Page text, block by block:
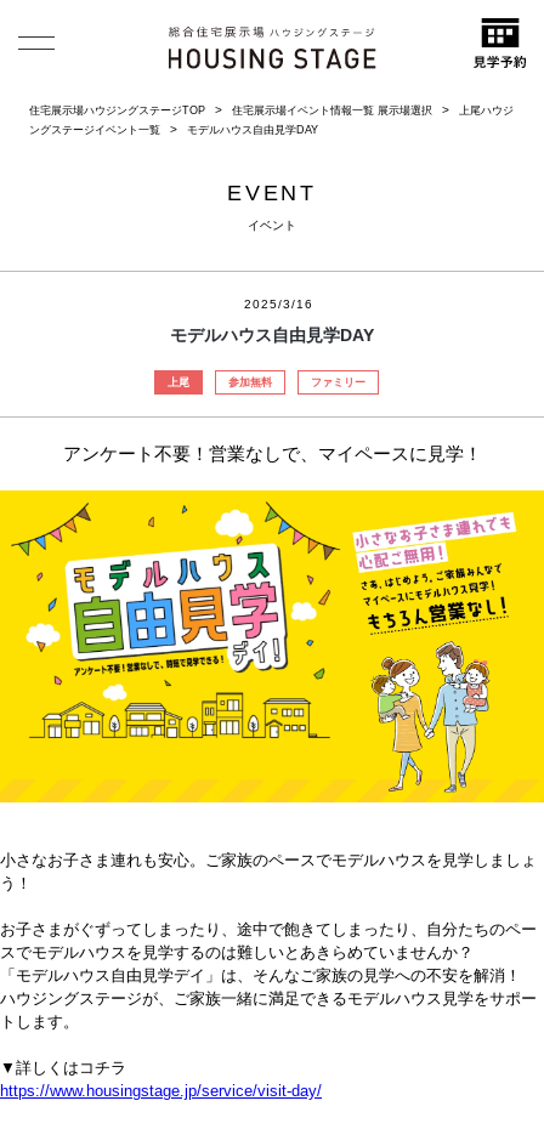
住宅展示場ハウジングステージTOP 住宅展示場イベント情報一覧 展示場選択
上尾ハウジ
ングステージイベント一覧
モデルハウス自由見学DAY
EVENT
イベント
2025/3/16
モデルハウス自由見学DAY
上尾 参加無料 ファミリー
アンケート不要！営業なしで、マイペースに見学！
小さなお子さま連れも安心。ご家族のペースでモデルハウスを見学しましょ
う！
お子さまがぐずってしまったり、途中で飽きてしまったり、自分たちのペー
スでモデルハウスを見学するのは難しいとあきらめていませんか？
「モデルハウス自由見学デイ」は、そんなご家族の見学への不安を解消！
ハウジングステージが、ご家族一緒に満足できるモデルハウス見学をサポー
トします。
▼詳しくはコチラ
https://www.housingstage.jp/service/visit-day/